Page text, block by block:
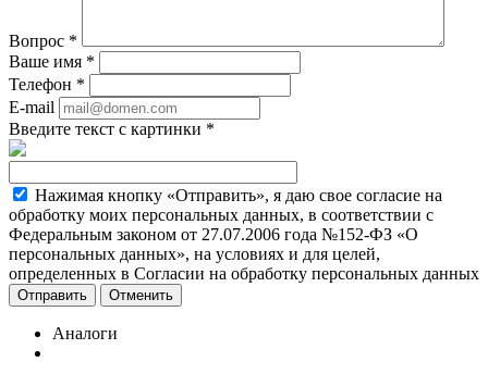
Вопрос *
Ваше имя *
Телефон *
E-mail
Введите текст с картинки *
Нажимая кнопку «Отправить», я даю свое согласие на
обработку моих персональных данных, в соответствии с
Федеральным законом от 27.07.2006 года №152-ФЗ «О
персональных данных», на условиях и для целей,
определенных в Согласии на обработку персональных данных
Отменить
Аналоги